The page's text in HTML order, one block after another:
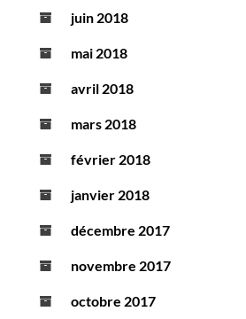
juin 2018
mai 2018
avril 2018
mars 2018
février 2018
janvier 2018
décembre 2017
novembre 2017
octobre 2017